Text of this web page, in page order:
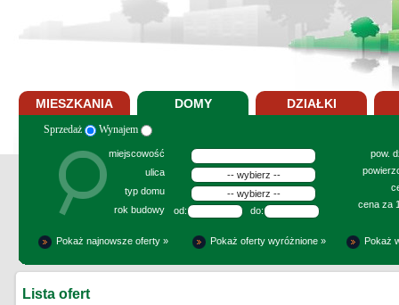
Sprzedaż Wynajem
MIESZKANIA DOMY DZIAŁKI
miejscowość
ulica
typ domu
rok budowy
od: do:
pow.
cena za
Pokaż najnowsze oferty » Pokaż oferty wyróżnione » Pokaż
Lista ofert